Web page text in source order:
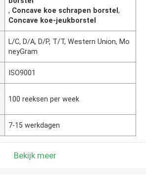
, Concave koe schrapen borstel,
Concave koe-jeukborstel
L/C, D/A, D/P, T/T, Western Union, Mo
neyGram
ISO9001
100 reeksen per week
7-15 werkdagen
Bekijk meer